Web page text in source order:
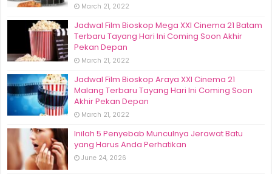
March 21, 2022
Jadwal Film Bioskop Mega XXI Cinema 21 Batam
Terbaru Tayang Hari Ini Coming Soon Akhir
Pekan Depan
March 21, 2022
Jadwal Film Bioskop Araya XXI Cinema 21
Malang Terbaru Tayang Hari Ini Coming Soon
Akhir Pekan Depan
March 21, 2022
Inilah 5 Penyebab Munculnya Jerawat Batu
yang Harus Anda Perhatikan
June 24, 2026